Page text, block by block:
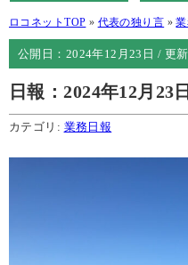
ロコネットTOP » 代表の独り言 »
公開日： 2024年12月23日 / 更
日報：2024年12月23日
カテゴリ: 業務日報